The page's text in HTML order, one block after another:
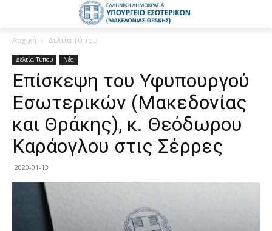
Αρχική Δελτία Τύπου
Δελτία Τύπου Νέα
Επίσκεψη του Υφυπουργού
Εσωτερικών (Μακεδονίας
και Θράκης), κ. Θεόδωρου
Καράογλου στις Σέρρες
2020-01-13